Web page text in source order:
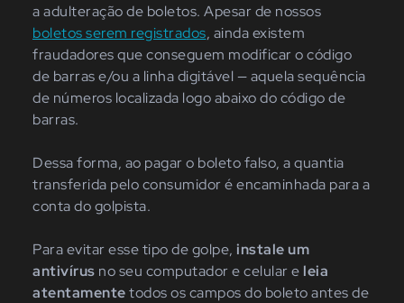
a adulteração de boletos. Apesar de nossos
boletos serem registrados, ainda existem
fraudadores que conseguem modificar o código
de barras e/ou a linha digitável — aquela sequência
de números localizada logo abaixo do código de
barras.
Dessa forma, ao pagar o boleto falso, a quantia
transferida pelo consumidor é encaminhada para a
conta do golpista.
Para evitar esse tipo de golpe, instale um
antivírus no seu computador e celular e leia
atentamentetodos os campos do boleto antes de